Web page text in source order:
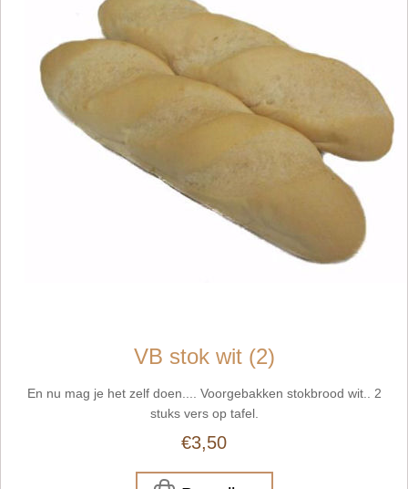
VB stok wit (2)
En nu mag je het zelf doen.... Voorgebakken stokbrood wit.. 2
stuks vers op tafel.
€3,50